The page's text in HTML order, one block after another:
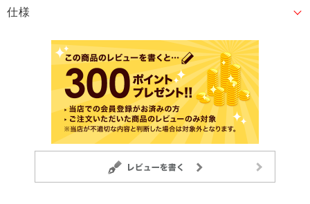
仕様